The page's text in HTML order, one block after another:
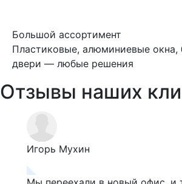
Большой ассортимент
Пластиковые, алюминиевые окна,
двери — любые решения
Отзывы наших
Игорь Мухин